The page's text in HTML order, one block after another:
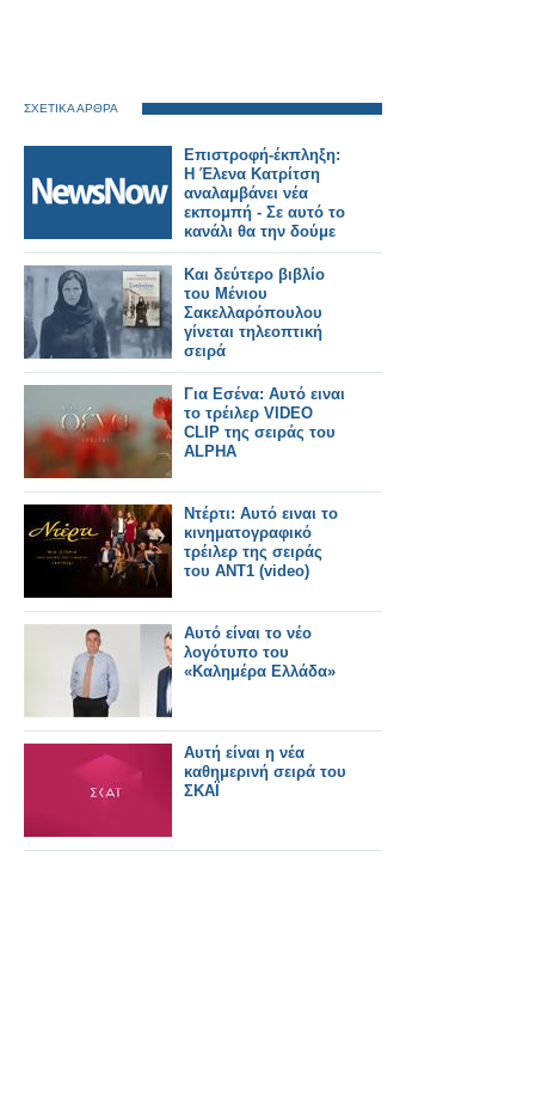
ΣΧΕΤΙΚΑ ΑΡΘΡΑ
Επιστροφή-έκπληξη:
Η Έλενα Κατρίτση
αναλαμβάνει νέα
εκπομπή - Σε αυτό το
κανάλι θα την δούμε
Και δεύτερο βιβλίο
του Μένιου
Σακελλαρόπουλου
γίνεται τηλεοπτική
σειρά
Για Εσένα: Αυτό ειναι
το τρέιλερ VIDEO
CLIP της σειράς του
ALPHA
Ντέρτι: Αυτό ειναι το
κινηματογραφικό
τρέιλερ της σειράς
του ΑΝΤ1 (video)
Αυτό είναι το νέο
λογότυπο του
«Καλημέρα Ελλάδα»
Αυτή είναι η νέα
καθημερινή σειρά του
ΣΚΑΪ